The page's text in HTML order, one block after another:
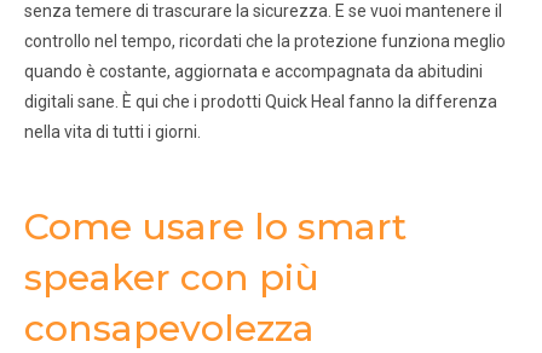
senza temere di trascurare la sicurezza. E se vuoi mantenere il
controllo nel tempo, ricordati che la protezione funziona meglio
quando è costante, aggiornata e accompagnata da abitudini
digitali sane. È qui che i prodotti Quick Heal fanno la differenza
nella vita di tutti i giorni.
Come usare lo smart
speaker con più
consapevolezza